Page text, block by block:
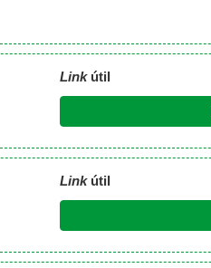
Linkútil
Linkútil